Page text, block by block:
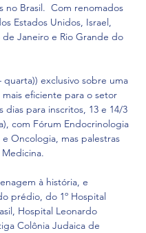
no Brasil.  Com renomados
Estados Unidos, Israel,
de Janeiro e Rio Grande do
quarta)) exclusivo sobre uma
eficiente para o setor
dias para inscritos, 13 e 14/3
com Fórum Endocrinologia
Oncologia, mas palestras
à história, e
prédio, do 1º Hospital
Hospital Leonardo
Colônia Judaica de